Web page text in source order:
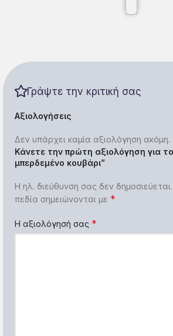
Γράψτε την κριτική σας
Αξιολογήσεις
Δεν υπάρχει καμία αξιολόγηση ακόμη.
Κάνετε την πρώτη αξιολόγηση για
μπερδεμένο κουβάρι”
Η ηλ. διεύθυνση σας δεν δημοσιεύεται.
πεδία σημειώνονται με *
Η αξιολόγησή σας *